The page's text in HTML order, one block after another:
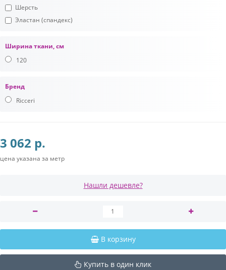
Шерсть
Эластан (спандекс)
Ширина ткани, см
120
Бренд
Ricceri
3 062 р.
цена указана за метр
Нашли дешевле?
В корзину
Купить в один клик